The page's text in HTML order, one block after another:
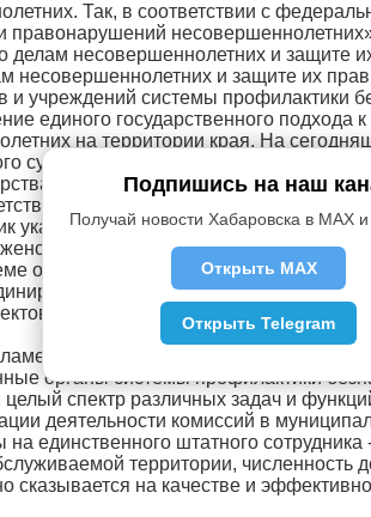
Так, в соответствии с
правонарушений
делам несовершеннолетних и защите
несовершеннолетних и защите их
и учреждений системы профилактики
единого государственного подхода
на территории края. На
субъекта системы профилактики
образования и науки края.
секретарем,
указанного министерства.
на министерство образования и
органов исполнительной власти края
функции, проведении
системы профилактики
деятельность комиссий
органы системы профилактики
спектр различных задач и
деятельности комиссий в
единственного штатного сотрудника
территории, численность
на качестве и
Подпишись на наш
Получай новости Хабаровска в MAX и
Открыть MAX
Открыть Telegram